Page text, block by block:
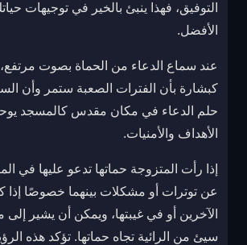
التوفيق، فهذا ينبئ بالخير في توجيهات
الأفضل.
عند سماع الدعاء من الحماة بصوت
كبشارة بأن الفترات الصعبة ستمر وأن
حلم الدعاء في مكان مقدس كالمسجد
الأهداف والأمنيات.
إذا رأت المتزوجة حماتها تدعو عليها في
عن توترات أو مشكلات بينهما خصوصًا إذا
الآخرين أو في غيبتها، ويمكن أن يشير
سيئ من الرائية تجاه حماتها. تؤكد هذه